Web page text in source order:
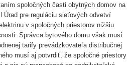
spoločných časti obytných domov na
Úrad pre reguláciu sieťových odvetví
v spoločných priestorov nižšiu
Správca bytového domu však musí
tarify prevádzkovateľa distribučnej
musí aj potvrdiť, že spoločné priestory